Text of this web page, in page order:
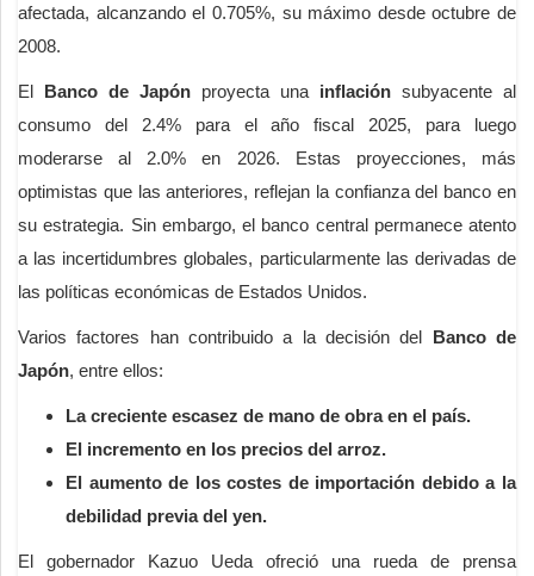
afectada, alcanzando el 0.705%, su máximo desde octubre de
2008.
El Banco de Japón proyecta una inflación subyacente al
consumo del 2.4% para el año fiscal 2025, para luego
moderarse al 2.0% en 2026. Estas proyecciones, más
optimistas que las anteriores, reflejan la confianza del banco en
su estrategia. Sin embargo, el banco central permanece atento
a las incertidumbres globales, particularmente las derivadas de
las políticas económicas de Estados Unidos.
Varios factores han contribuido a la decisión del Banco de
Japón, entre ellos:
La creciente escasez de mano de obra en el país.
El incremento en los precios del arroz.
El aumento de los costes de importación debido a la
debilidad previa del yen.
El gobernador Kazuo Ueda ofreció una rueda de prensa